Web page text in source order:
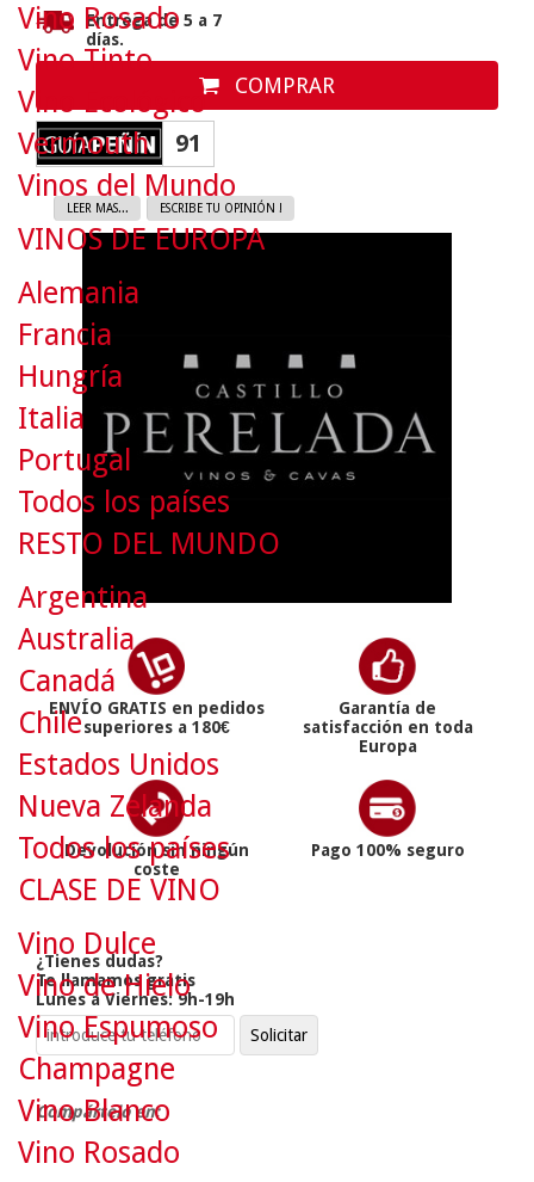
Entrega de 5 a 7
días.
COMPRAR
91
LEER MAS... ESCRIBE TU OPINIÓN !
ENVÍO GRATIS en pedidos
superiores a 180€
Garantía de
satisfacción en toda
Europa
Devolución sin ningún
coste
Pago 100% seguro
¿Tienes dudas?
Te llamamos gratis
Lunes a Viernes: 9h-19h
Compártelo en:
Vino Rosado
Vino Tinto
Vino Ecológico
Vermouth
Vinos del Mundo
VINOS DE EUROPA
Alemania
Francia
Hungría
Italia
Portugal
Todos los países
RESTO DEL MUNDO
Argentina
Australia
Canadá
Chile
Estados Unidos
Nueva Zelanda
Todos los países
CLASE DE VINO
Vino Dulce
Vino de Hielo
Vino Espumoso
Champagne
Vino Blanco
Vino Rosado